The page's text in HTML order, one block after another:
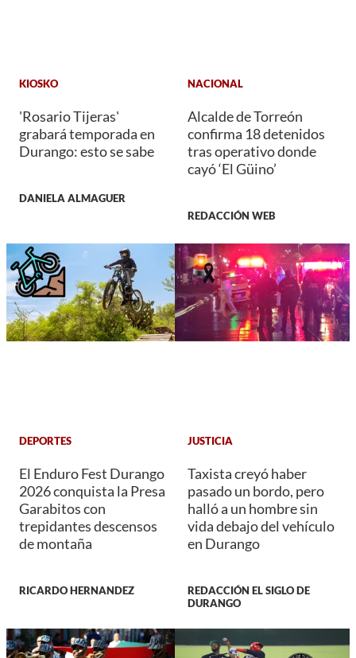
KIOSKO
'Rosario Tijeras'
grabará temporada en
Durango: esto se sabe
DANIELA ALMAGUER
NACIONAL
Alcalde de Torreón
confirma 18 detenidos
tras operativo donde
cayó ‘El Güino’
REDACCIÓN WEB
DEPORTES
El Enduro Fest Durango
2026 conquista la Presa
Garabitos con
trepidantes descensos
de montaña
RICARDO HERNANDEZ
JUSTICIA
Taxista creyó haber
pasado un bordo, pero
halló a un hombre sin
vida debajo del vehículo
en Durango
REDACCIÓN EL SIGLO DE
DURANGO